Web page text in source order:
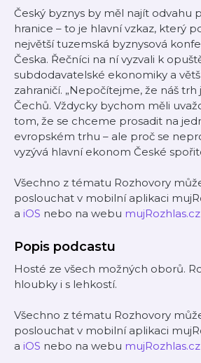
Český byznys by měl najít odvahu
hranice – to je hlavní vzkaz, který
největší tuzemská byznysová
Česka. Řečníci na ní vyzvali k
subdodavatelské ekonomiky a
zahraničí. „Nepočítejme, že náš trh
Čechů. Vždycky bychom měli
tom, že se chceme prosadit na
evropském trhu – ale proč se
vyzývá hlavní ekonom České
Všechno z tématu Rozhovory
poslouchat v mobilní aplikaci
a iOS nebo na webu mujRozhlas.cz
Popis podcastu
Hosté ze všech možných oborů.
hloubky i s lehkostí.
Všechno z tématu Rozhovory
poslouchat v mobilní aplikaci
a iOS nebo na webu mujRozhlas.cz